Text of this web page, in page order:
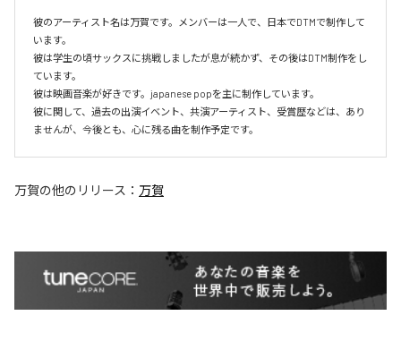
彼のアーティスト名は万賀です。メンバーは一人で、日本でDTMで制作して
います。
彼は学生の頃サックスに挑戦しましたが息が続かず、その後はDTM制作をし
ています。
彼は映画音楽が好きです。japanese popを主に制作しています。
彼に関して、過去の出演イベント、共演アーティスト、受賞歴などは、あり
ませんが、今後とも、心に残る曲を制作予定です。
万賀の他のリリース： 万賀